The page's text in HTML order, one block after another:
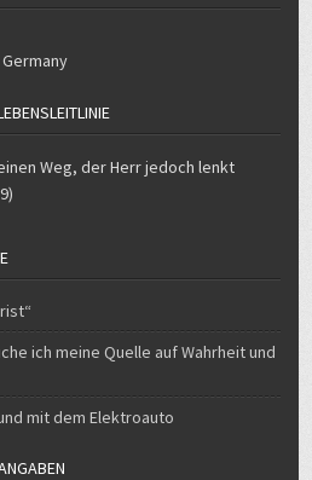
Germany
Weg, der Herr jedoch lenkt
ich meine Quelle auf Wahrheit und
mit dem Elektroauto